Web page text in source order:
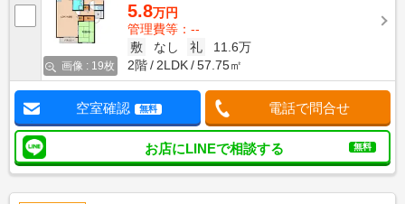
画像 : 19枚
5.8万円
管理費等：--
敷
なし 礼
11.6万
2階
2LDK 57.75㎡
空室確認 無料 電話で問合せ
お店にLINEで相談する 無料